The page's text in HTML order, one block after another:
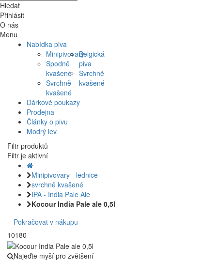
Hledat
Přihlásit
O nás
Menu
Nabídka piva
Minipivovary
Spodně
kvašené
Svrchně
kvašené
Belgická
piva
Svrchně
kvašené
Dárkové poukazy
Prodejna
Články o pivu
Modrý lev
Filtr produktů
Filtr je aktivní
Minipivovary - lednice
svrchně kvašené
IPA - India Pale Ale
Kocour India Pale ale 0,5l
Pokračovat v nákupu
10180
Najeďte myší pro zvětšení